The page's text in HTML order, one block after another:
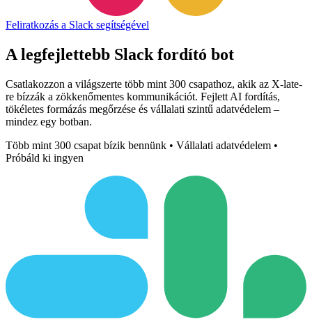
Feliratkozás a Slack segítségével
A legfejlettebb Slack fordító bot
Csatlakozzon a világszerte több mint 300 csapathoz, akik az X-late-
re bízzák a zökkenőmentes kommunikációt. Fejlett AI fordítás,
tökéletes formázás megőrzése és vállalati szintű adatvédelem –
mindez egy botban.
Több mint 300 csapat bízik bennünk • Vállalati adatvédelem •
Próbáld ki ingyen